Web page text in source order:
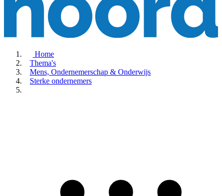
Home
Thema's
Mens, Ondernemerschap & Onderwijs
Sterke ondernemers